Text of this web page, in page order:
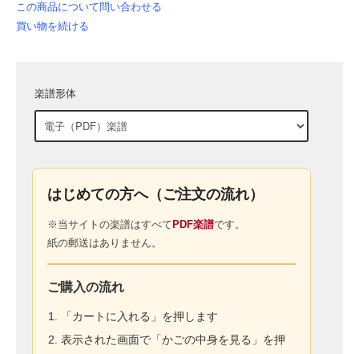
この商品について問い合わせる
買い物を続ける
楽譜形体
はじめての方へ（ご注文の流れ）
※当サイトの楽譜はすべて PDF楽譜です。
紙の郵送はありません。
ご購入の流れ
「カートに入れる」を押します
表示された画面で「かごの中身を見る」を押